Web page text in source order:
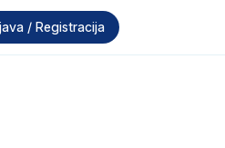
/ Registracija